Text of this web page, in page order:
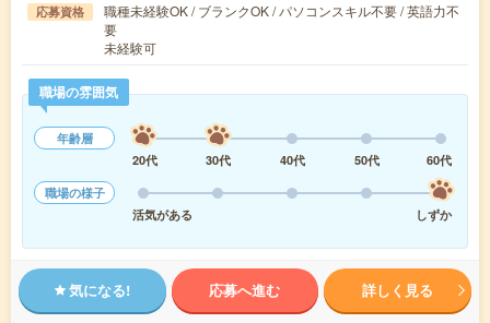
応募資格
職種未経験OK / ブランクOK / パソコンスキル不要 / 英語力不
要
未経験可
職場の雰囲気
年齢層
20代
30代 40代 50代
60代
職場の様子
活気がある
しずか
気になる! 応募へ進む 詳しく見る